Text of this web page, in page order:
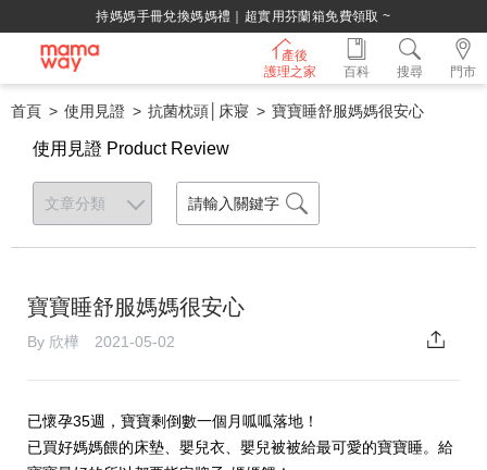
持媽媽手冊兌換媽媽禮｜超實用芬蘭箱免費領取 ~
產後
護理之家
門市
百科 搜尋
首頁 使用見證 抗菌枕頭│床寢 寶寶睡舒服媽媽很安心
使用見證 Product Review
寶寶睡舒服媽媽很安心
By 欣樺 2021-05-02
已懷孕35週，寶寶剩倒數一個月呱呱落地！
已買好媽媽餵的床墊、嬰兒衣、嬰兒被被給最可愛的寶寶睡。給